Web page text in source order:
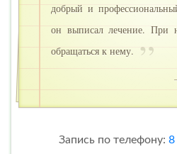
добрый и
он выписал лечение. При
обращаться к нему.
Запись по телефону: 8